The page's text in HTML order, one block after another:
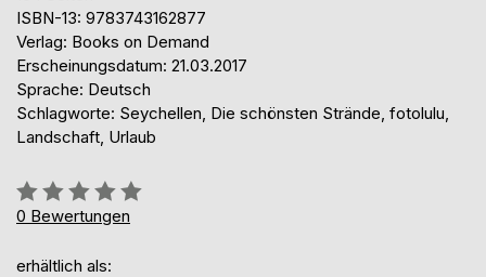
ISBN-13: 9783743162877
Verlag: Books on Demand
Erscheinungsdatum: 21.03.2017
Sprache: Deutsch
Schlagworte: Seychellen, Die schönsten Strände, fotolulu,
Landschaft, Urlaub
Bewertung::
0%
0 Bewertungen
erhältlich als: